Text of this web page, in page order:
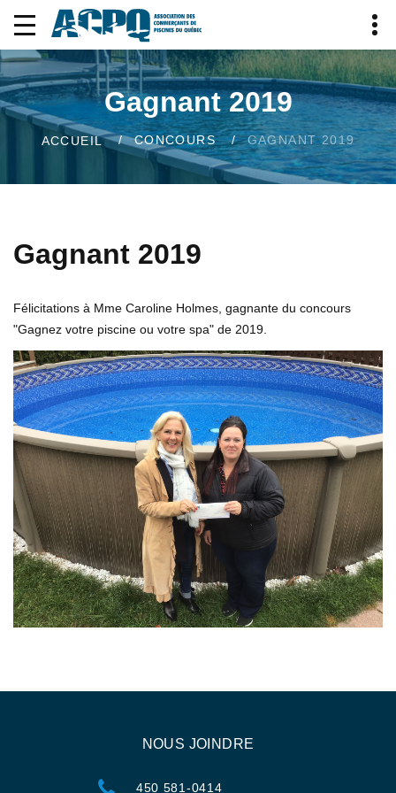
Gagnant 2019
ACCUEIL CONCOURS GAGNANT 2019
Gagnant 2019
Félicitations à Mme Caroline Holmes, gagnante du concours
"Gagnez votre piscine ou votre spa" de 2019.
NOUS JOINDRE
450 581-0414